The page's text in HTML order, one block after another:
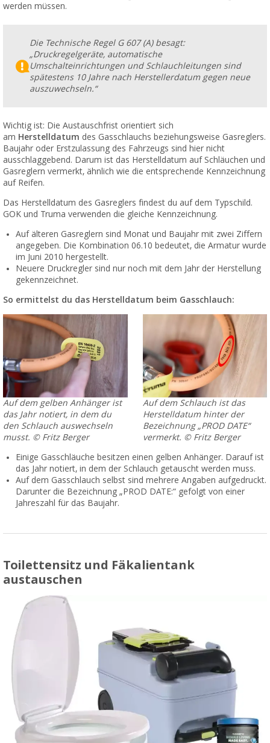
werden müssen.
Die Technische Regel G 607 (A) besagt:
„Druckregelgeräte, automatische
Umschalteinrichtungen und Schlauchleitungen sind
spätestens 10 Jahre nach Herstellerdatum gegen neue
auszuwechseln.“
Wichtig ist: Die Austauschfrist orientiert sich
am Herstelldatum des Gasschlauchs beziehungsweise Gasreglers.
Baujahr oder Erstzulassung des Fahrzeugs sind hier nicht
ausschlaggebend. Darum ist das Herstelldatum auf Schläuchen und
Gasreglern vermerkt, ähnlich wie die entsprechende Kennzeichnung
auf Reifen.
Das Herstelldatum des Gasreglers findest du auf dem Typschild.
GOK und Truma verwenden die gleiche Kennzeichnung.
Auf älteren Gasreglern sind Monat und Baujahr mit zwei Ziffern
angegeben. Die Kombination 06.10 bedeutet, die Armatur wurde
im Juni 2010 hergestellt.
Neuere Druckregler sind nur noch mit dem Jahr der Herstellung
gekennzeichnet.
So ermittelst du das Herstelldatum beim Gasschlauch:
Auf dem gelben Anhänger ist
das Jahr notiert, in dem du
den Schlauch auswechseln
musst. © Fritz Berger
Auf dem Schlauch ist das
Herstelldatum hinter der
Bezeichnung „PROD DATE“
vermerkt. © Fritz Berger
Einige Gasschläuche besitzen einen gelben Anhänger. Darauf ist
das Jahr notiert, in dem der Schlauch getauscht werden muss.
Auf dem Gasschlauch selbst sind mehrere Angaben aufgedruckt.
Darunter die Bezeichnung „PROD DATE:“ gefolgt von einer
Jahreszahl für das Baujahr.
Toilettensitz und Fäkalientank
austauschen